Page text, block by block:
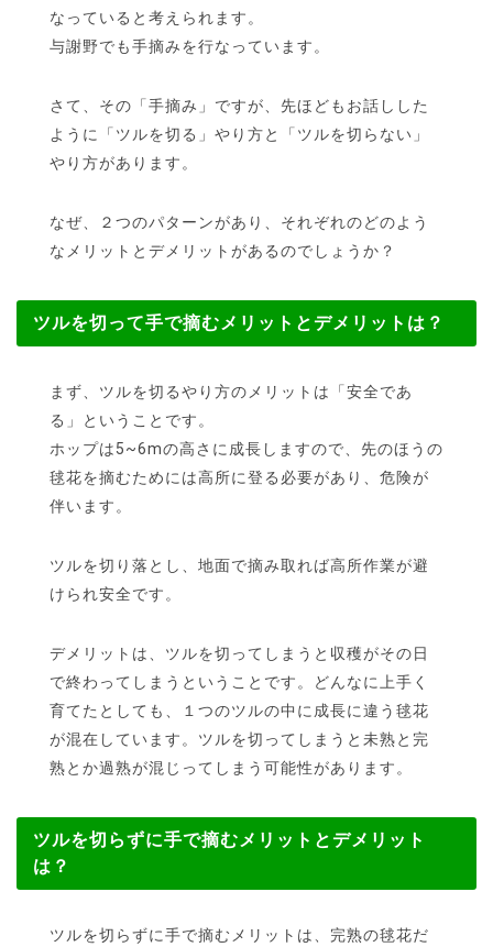
なっていると考えられます。
与謝野でも手摘みを行なっています。
さて、その「手摘み」ですが、先ほどもお話しした
ように「ツルを切る」やり方と「ツルを切らない」
やり方があります。
なぜ、２つのパターンがあり、それぞれのどのよう
なメリットとデメリットがあるのでしょうか？
ツルを切って手で摘むメリットとデメリットは？
まず、ツルを切るやり方のメリットは「安全であ
る」ということです。
ホップは5~6mの高さに成長しますので、先のほうの
毬花を摘むためには高所に登る必要があり、危険が
伴います。
ツルを切り落とし、地面で摘み取れば高所作業が避
けられ安全です。
デメリットは、ツルを切ってしまうと収穫がその日
で終わってしまうということです。どんなに上手く
育てたとしても、１つのツルの中に成長に違う毬花
が混在しています。ツルを切ってしまうと未熟と完
熟とか過熟が混じってしまう可能性があります。
ツルを切らずに手で摘むメリットとデメリット
は？
ツルを切らずに手で摘むメリットは、完熟の毬花だ